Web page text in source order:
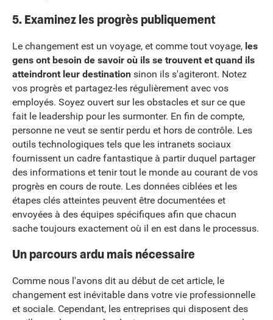
5. Examinez les progrès publiquement
Le changement est un voyage, et comme tout voyage, les
gens ont besoin de savoir où ils se trouvent et quand ils
atteindront leur destination sinon ils s'agiteront. Notez
vos progrès et partagez-les régulièrement avec vos
employés. Soyez ouvert sur les obstacles et sur ce que
fait le leadership pour les surmonter. En fin de compte,
personne ne veut se sentir perdu et hors de contrôle. Les
outils technologiques tels que les intranets sociaux
fournissent un cadre fantastique à partir duquel partager
des informations et tenir tout le monde au courant de vos
progrès en cours de route. Les données ciblées et les
étapes clés atteintes peuvent être documentées et
envoyées à des équipes spécifiques afin que chacun
sache toujours exactement où il en est dans le processus.
Un parcours ardu mais nécessaire
Comme nous l'avons dit au début de cet article, le
changement est inévitable dans votre vie professionnelle
et sociale. Cependant, les entreprises qui disposent des